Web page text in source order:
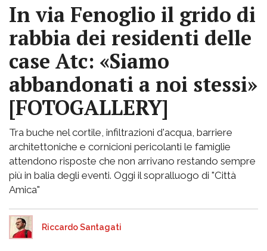
In via Fenoglio il grido di
rabbia dei residenti delle
case Atc: «Siamo
abbandonati a noi stessi»
[FOTOGALLERY]
Tra buche nel cortile, infiltrazioni d'acqua, barriere
architettoniche e cornicioni pericolanti le famiglie
attendono risposte che non arrivano restando sempre
più in balia degli eventi. Oggi il sopralluogo di "Città
Amica"
Riccardo Santagati